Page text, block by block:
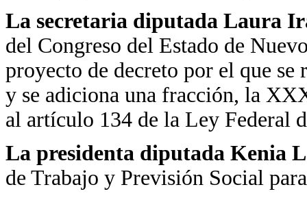
La secretaria diputada Laura
del Congreso del Estado de
proyecto de decreto por el que
y se adiciona una fracción, la
al artículo 134 de la Ley Federal
La presidenta diputada Kenia
de Trabajo y Previsión Social